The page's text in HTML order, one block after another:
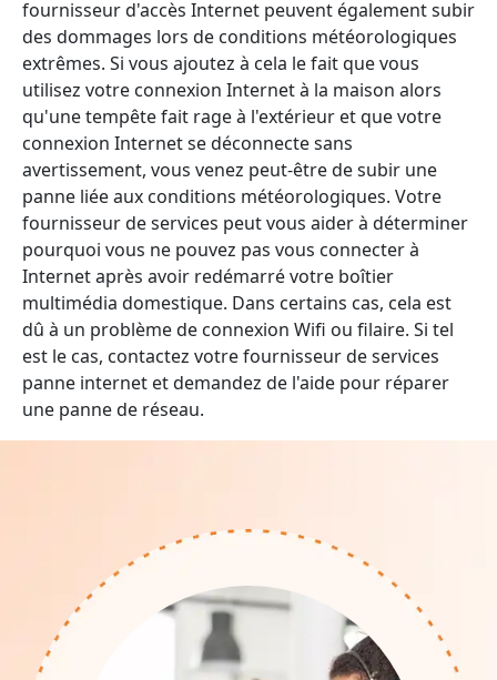
fournisseur d'accès Internet peuvent également subir
des dommages lors de conditions météorologiques
extrêmes. Si vous ajoutez à cela le fait que vous
utilisez votre connexion Internet à la maison alors
qu'une tempête fait rage à l'extérieur et que votre
connexion Internet se déconnecte sans
avertissement, vous venez peut-être de subir une
panne liée aux conditions météorologiques. Votre
fournisseur de services peut vous aider à déterminer
pourquoi vous ne pouvez pas vous connecter à
Internet après avoir redémarré votre boîtier
multimédia domestique. Dans certains cas, cela est
dû à un problème de connexion Wifi ou filaire. Si tel
est le cas, contactez votre fournisseur de services
panne internet et demandez de l'aide pour réparer
une panne de réseau.